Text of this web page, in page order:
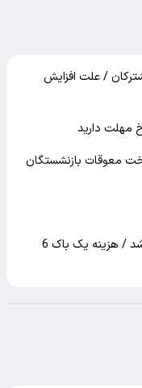
/ علت افزایش
مهلت دارید
معوقات بازنشستگان
نرخ بنزین در تهران لیتری 130 هزارتومان شد / هزینه یک باک 6